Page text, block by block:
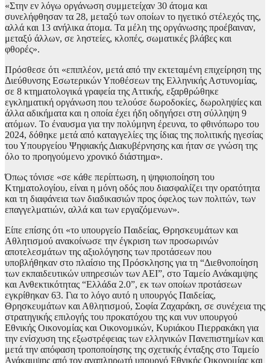
«Στην εν λόγω οργάνωση συμμετείχαν 30 άτομα και
συνελήφθησαν τα 28, μεταξύ των οποίων το ηγετικό στέλεχός της,
αλλά και 13 ανήλικα άτομα. Τα μέλη της οργάνωσης προέβαιναν,
μεταξύ άλλων, σε ληστείες, κλοπές, σωματικές βλάβες και
φθορές».
Πρόσθεσε ότι «επιπλέον, μετά από την εκτεταμένη επιχείρηση της
Διεύθυνσης Εσωτερικών Υποθέσεων της Ελληνικής Αστυνομίας,
σε 8 κτηματολογικά γραφεία της Αττικής, εξαρθρώθηκε
εγκληματική οργάνωση που τελούσε δωροδοκίες, δωροληψίες και
άλλα αδικήματα και η οποία έχει ήδη οδηγήσει στη σύλληψη 9
ατόμων. Το έναυσμα για την πολύμηνη έρευνα, το φθινόπωρο του
2024, δόθηκε μετά από καταγγελίες της ίδιας της πολιτικής ηγεσίας
του Υπουργείου Ψηφιακής Διακυβέρνησης και ήταν σε γνώση της
όλο το προηγούμενο χρονικό διάστημα».
Όπως τόνισε «σε κάθε περίπτωση, η ψηφιοποίηση του
Κτηματολογίου, είναι η μόνη οδός που διασφαλίζει την ορατότητα
και τη διαφάνεια των διαδικασιών προς όφελος των πολιτών, των
επαγγελματιών, αλλά και των εργαζόμενων».
Είπε επίσης ότι «το υπουργείο Παιδείας, Θρησκευμάτων και
Αθλητισμού ανακοίνωσε την έγκριση των προσωρινών
αποτελεσμάτων της αξιολόγησης των προτάσεων που
υποβλήθηκαν στο πλαίσιο της Πρόσκλησης για τη “Διεθνοποίηση
των εκπαιδευτικών υπηρεσιών των ΑΕΙ”, στο Ταμείο Ανάκαμψης
και Ανθεκτικότητας “Ελλάδα 2.0”, εκ των οποίων προτάσεων
εγκρίθηκαν 63. Για το λόγο αυτό η υπουργός Παιδείας,
Θρησκευμάτων και Αθλητισμού, Σοφία Ζαχαράκη, σε συνέχεια της
στρατηγικής επιλογής του προκατόχου της και νυν υπουργού
Εθνικής Οικονομίας και Οικονομικών, Κυριάκου Πιερρακάκη για
την ενίσχυση της εξωστρέφειας των ελληνικών Πανεπιστημίων και
μετά την απόφαση τροποποίησης της σχετικής ένταξης στο Ταμείο
Ανάκαμψης από τον αναπληρωτή υπουργό Εθνικής Οικονομίας και